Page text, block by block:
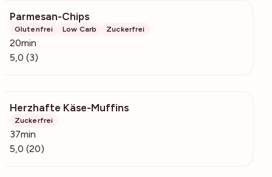
Parmesan-Chips
Glutenfrei Low Carb Zuckerfrei
20min
5,0 (3)
Herzhafte Käse-Muffins
Zuckerfrei
37min
5,0 (20)